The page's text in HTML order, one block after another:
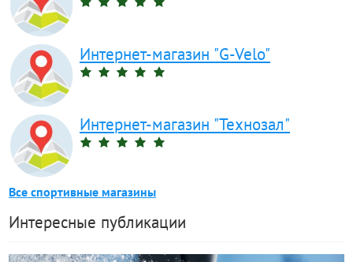
Интернет-магазин "G-Velo"
Интернет-магазин "Технозал"
Все спортивные магазины
Интересные публикации